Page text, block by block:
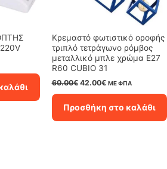
Κρεμαστό φωτιστικό οροφής
τριπλό τετράγωνο ρόμβος
μεταλλικό μπλε χρώμα E27
R60 CUBIO 31
60.00€ Original
60.00€.
42.00€Η
είναι:
42.00€.
ΜΕ ΦΠΑ
Προσθήκη στο καλάθι